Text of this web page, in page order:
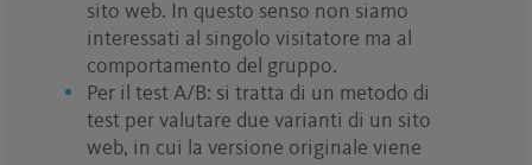
sito web. In questo senso non siamo
interessati al singolo visitatore ma al
comportamento del gruppo.
Per il test A/B: si tratta di un metodo di
test per valutare due varianti di un sito
web, in cui la versione originale viene